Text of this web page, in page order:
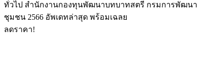
ทั่วไป สำนักงานกองทุนพัฒนาบทบาทสตรี กรมการพัฒนา
ชุมชน 2566 อัพเดทล่าสุด พร้อมเฉลย
ลดราคา!